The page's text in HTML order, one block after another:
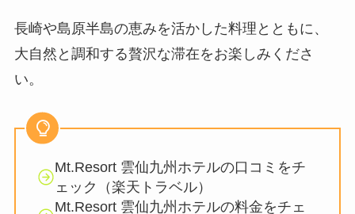
長崎や島原半島の恵みを活かした料理とともに、
大自然と調和する贅沢な滞在をお楽しみくださ
い。
Mt.Resort 雲仙九州ホテルの口コミをチ
ェック（楽天トラベル）
Mt.Resort 雲仙九州ホテルの料金をチェ